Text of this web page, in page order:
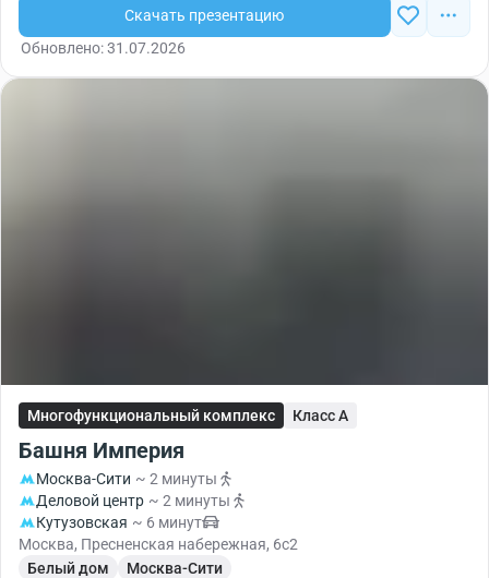
Скачать презентацию
Обновлено: 31.07.2026
Многофункциональный комплекс Класс A
Башня Империя
Москва-Сити ~ 2 минуты
Деловой центр ~ 2 минуты
Кутузовская ~ 6 минут
Москва, Пресненская набережная, 6с2
Белый дом
Москва-Сити